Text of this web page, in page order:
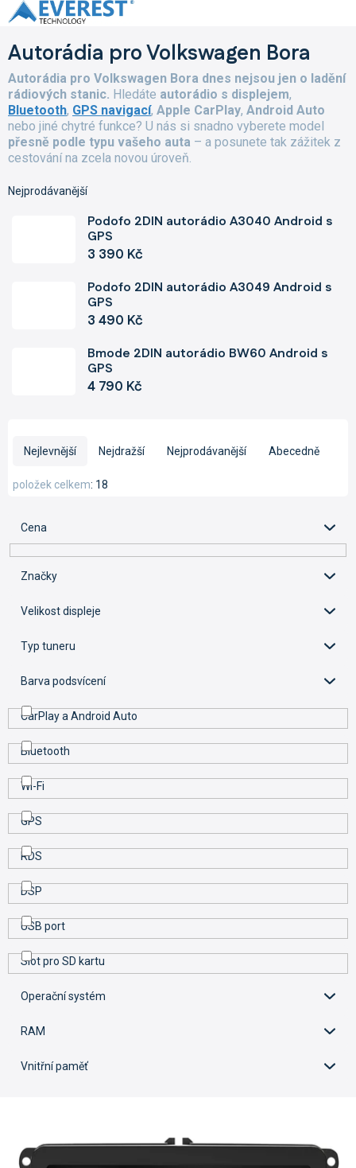
Přejít
na
Autorádia pro Volkswagen Bora
Autorádia pro Volkswagen Bora dnes nejsou jen o ladění
rádiových stanic. Hledáte autorádio s displejem,
Bluetooth, GPS navigací, Apple CarPlay, Android Auto
nebo jiné chytré funkce? U nás si snadno vyberete model
přesně podle typu vašeho auta – a posunete tak zážitek z
cestování na zcela novou úroveň.
Nejprodávanější
Podofo 2DIN autorádio A3040 Android s
GPS
3 390 Kč
Podofo 2DIN autorádio A3049 Android s
GPS
3 490 Kč
Bmode 2DIN autorádio BW60 Android s
GPS
4 790 Kč
e
r
u
Nejlevnější Nejdražší Nejprodávanější Abecedně
18
položek celkem
Cena
Značky
Velikost displeje
Typ tuneru
Barva podsvícení
CarPlay a Android Auto
Bluetooth
Wi-Fi
GPS
RDS
DSP
USB port
Slot pro SD kartu
Operační systém
RAM
Vnitřní paměť